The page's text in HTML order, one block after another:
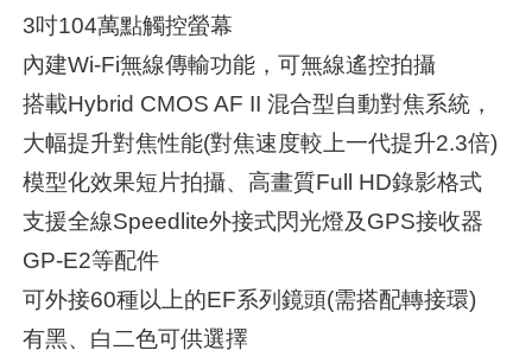
3吋104萬點觸控螢幕
內建Wi-Fi無線傳輸功能，可無線遙控拍攝
搭載Hybrid CMOS AF II 混合型自動對焦系統，
大幅提升對焦性能(對焦速度較上一代提升2.3倍)
模型化效果短片拍攝、高畫質Full HD錄影格式
支援全線Speedlite外接式閃光燈及GPS接收器
GP-E2等配件
可外接60種以上的EF系列鏡頭(需搭配轉接環)
有黑、白二色可供選擇